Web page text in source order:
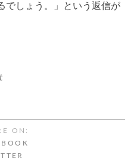
でしょう。」という返信が
ON: